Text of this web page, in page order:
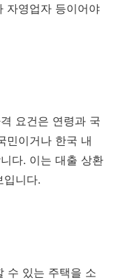
자영업자 등이어야
요건은 연령과 국
민이거나 한국 내
다. 이는 대출 상환
입니다.
수 있는 주택을 소